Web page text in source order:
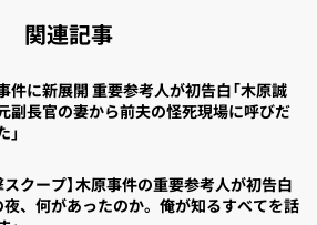
関連記事
件に新展開 重要参考人が初告白「木原誠
副長官の妻から前夫の怪死現場に呼びだ
」
スクープ】木原事件の重要参考人が初告白
夜、何があったのか。俺が知るすべてを話